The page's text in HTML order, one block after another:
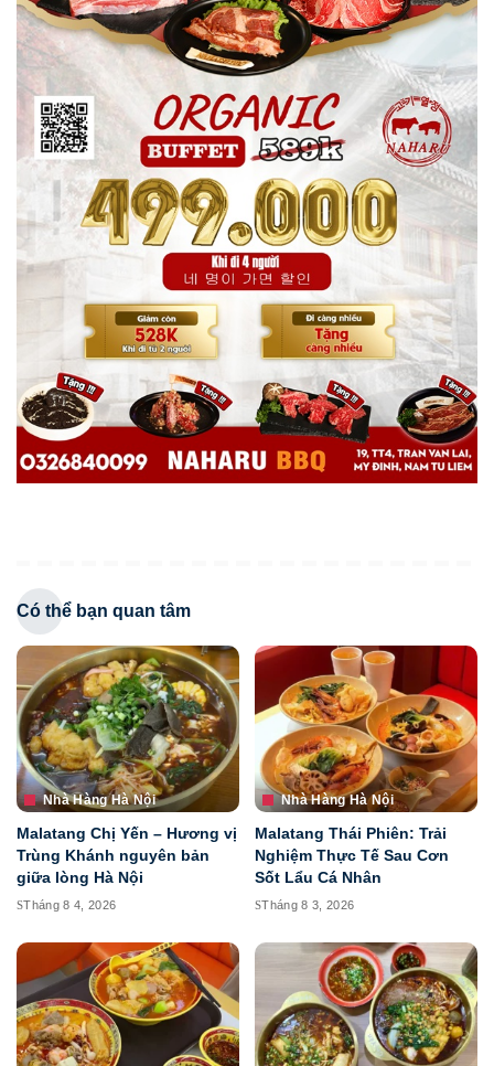
Có thể bạn quan tâm
Nhà Hàng Hà Nội
Malatang Chị Yến – Hương vị
Trùng Khánh nguyên bản
giữa lòng Hà Nội
Tháng 8 4, 2026
Nhà Hàng Hà Nội
Malatang Thái Phiên: Trải
Nghiệm Thực Tế Sau Cơn
Sốt Lẩu Cá Nhân
Tháng 8 3, 2026